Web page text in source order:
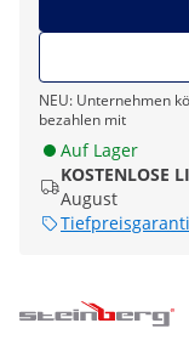
NEU: Unternehmen
bezahlen mit
Auf Lager
KOSTENLOSE
August